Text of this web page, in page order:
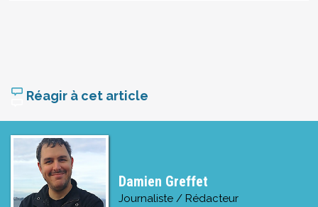
Réagir à cet article
Damien Greffet
Journaliste / Rédacteur